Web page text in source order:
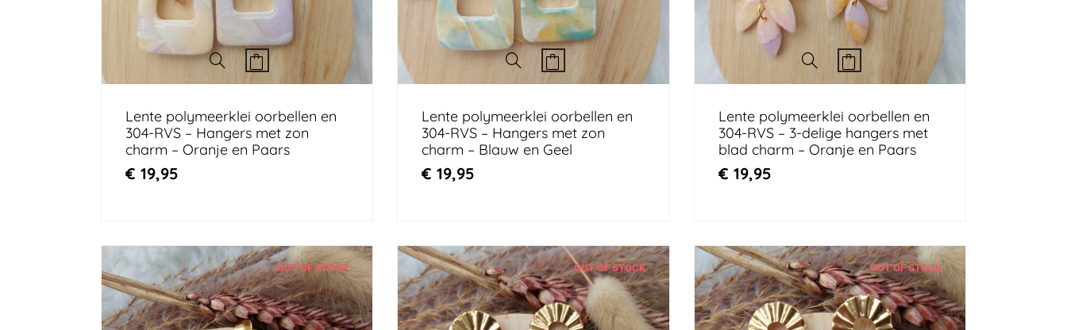
Lente polymeerklei oorbellen en
304-RVS – Hangers met zon
charm – Oranje en Paars
€ 19,95
Lente polymeerklei oorbellen en
304-RVS – Hangers met zon
charm – Blauw en Geel
€ 19,95
Lente polymeerklei oorbellen en
304-RVS – 3-delige hangers met
blad charm – Oranje en Paars
€ 19,95
OUT OF STOCK OUT OF STOCK OUT OF STOCK